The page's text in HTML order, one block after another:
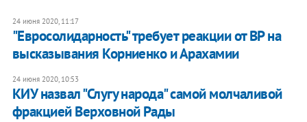
24 июня 2020, 11:17
"Евросолидарность" требует реакции от ВР на
высказывания Корниенко и Арахамии
24 июня 2020, 10:53
КИУ назвал "Слугу народа" самой молчаливой
фракцией Верховной Рады